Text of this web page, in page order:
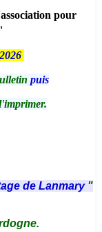
pour
2026
puis
de Lanmary "